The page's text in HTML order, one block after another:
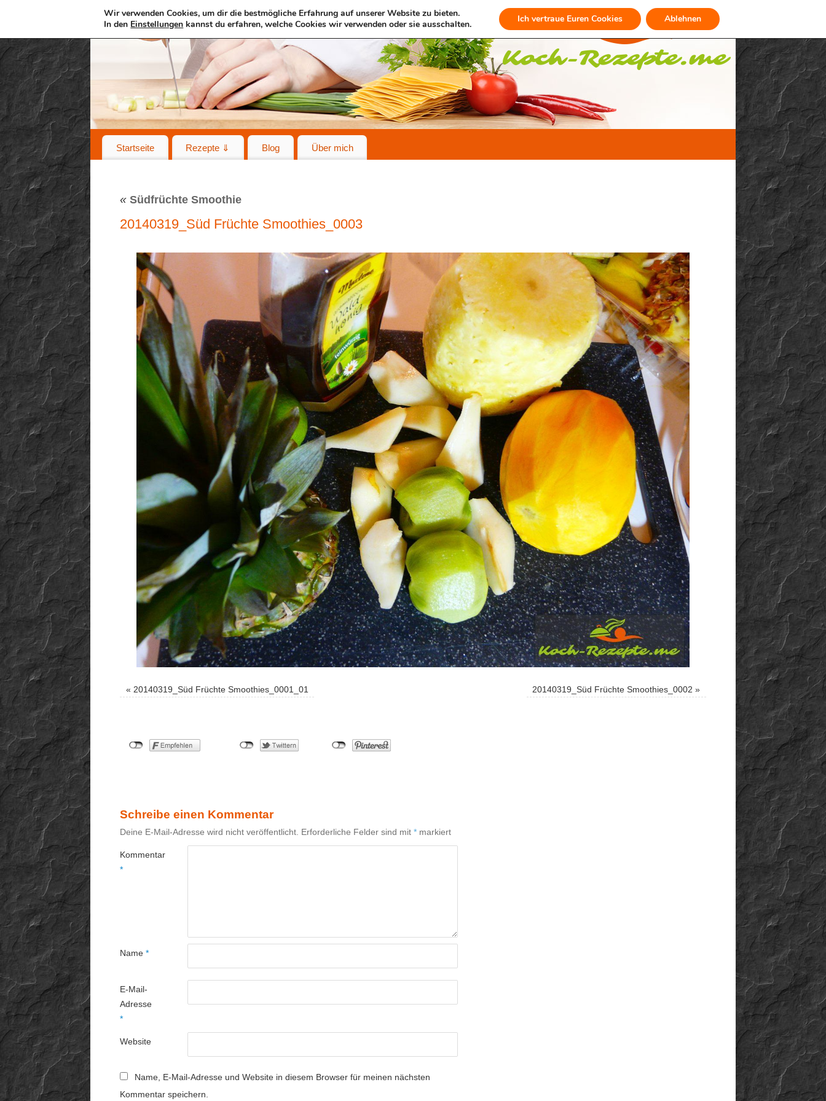
Startseite Rezepte ⇓ Blog Über mich
« Südfrüchte Smoothie
20140319_Süd Früchte Smoothies_0003
« 20140319_Süd Früchte Smoothies_0001_01 20140319_Süd Früchte Smoothies_0002 »
Schreibe einen Kommentar
Deine E-Mail-Adresse wird nicht veröffentlicht. Erforderliche Felder sind mit * markiert
Kommentar
*
Name *
E-Mail-
Adresse
*
Website
Name, E-Mail-Adresse und Website in diesem Browser für meinen nächsten
Kommentar speichern.
Wir verwenden Cookies, um dir die bestmögliche Erfahrung auf unserer Website zu bieten.
In den Einstellungen kannst du erfahren, welche Cookies wir verwenden oder sie ausschalten. Ich vertraue Euren Cookies Ablehnen